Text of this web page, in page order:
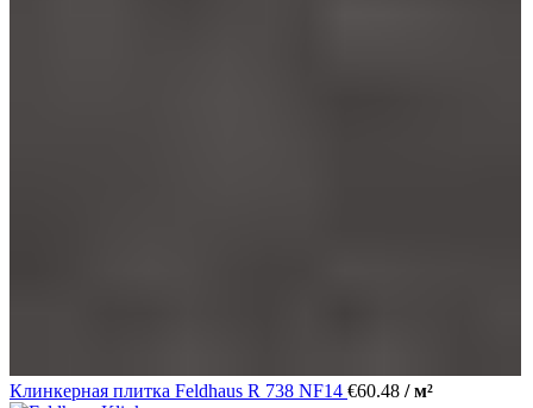
Клинкерная плитка Feldhaus R 738 NF14 €60.48 / м²